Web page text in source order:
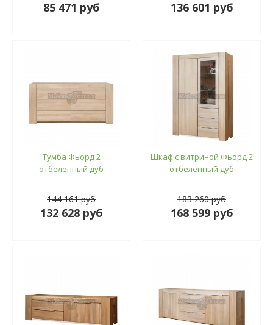
85 471 руб 136 601 руб
Тумба Фьорд 2
отбеленный дуб
144 161 руб
132 628 руб
Шкаф с витриной Фьорд 2
отбеленный дуб
183 260 руб
168 599 руб